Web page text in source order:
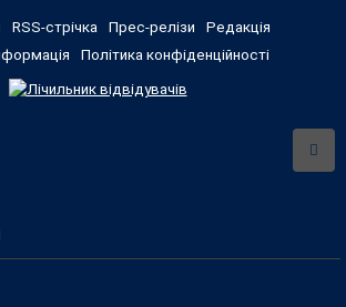
RSS-стрічка Прес-релізи
Редакція
Політика конфіденційності